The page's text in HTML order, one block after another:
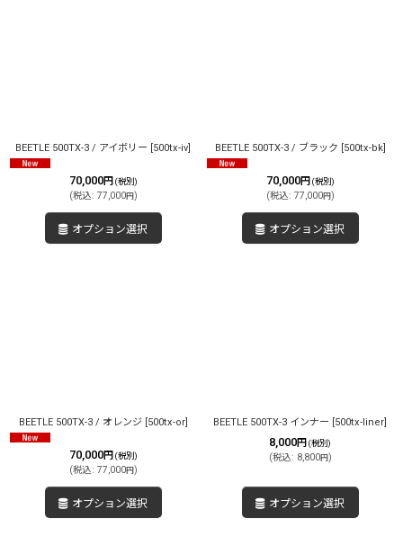
BEETLE 500TX-3 / アイボリー [500tx-iv]
70,000円 (税別)
(税込: 77,000円)
オプション選択
BEETLE 500TX-3 / ブラック [500tx-bk]
70,000円 (税別)
(税込: 77,000円)
オプション選択
BEETLE 500TX-3 / オレンジ [500tx-or]
70,000円 (税別)
(税込: 77,000円)
オプション選択
BEETLE 500TX-3 インナー [500tx-liner]
8,000円 (税別)
(税込: 8,800円)
オプション選択